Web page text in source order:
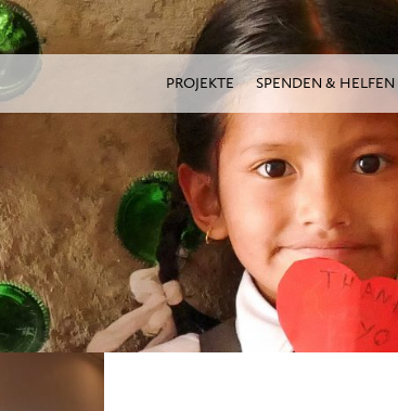
PROJEKTE SPENDEN & HELFEN